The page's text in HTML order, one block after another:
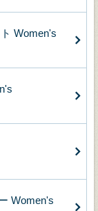
Women's
Women's